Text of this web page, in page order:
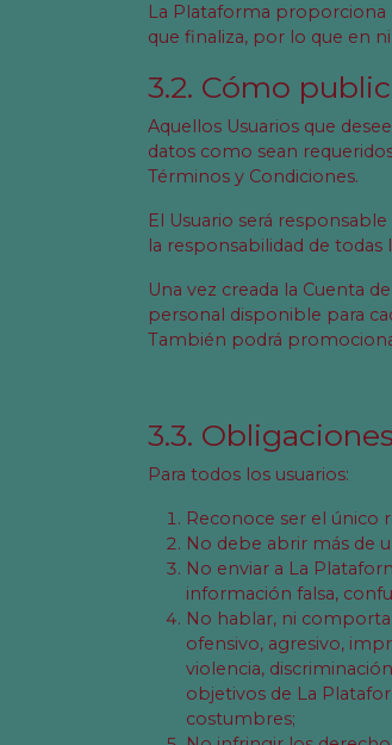
La Plataforma proporciona
que finaliza, por lo que en
3.2. Cómo
Aquellos Usuarios que
datos como sean
Términos y Condiciones.
El Usuario será
la responsabilidad de todas
Una vez creada la Cuenta
personal disponible para
También podrá
3.3.
Para todos los usuarios:
Reconoce ser el único
No debe abrir más de
No enviar a La
información falsa,
No hablar, ni
ofensivo, agresivo,
violencia,
objetivos de La
costumbres;